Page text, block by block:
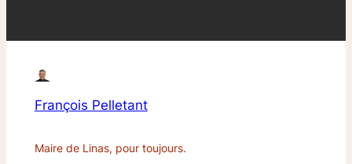
François Pelletant
Maire de Linas, pour toujours.